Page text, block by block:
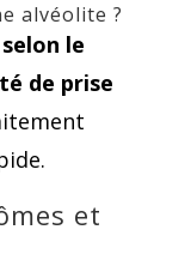
alvéolite ?
le
de prise
et